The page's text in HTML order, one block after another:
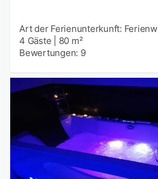
Art der Ferienunterkunft:
4 Gäste
80 m²
Bewertungen: 9